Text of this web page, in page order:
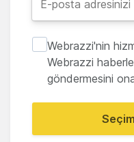
Webrazzi'nin
Webrazzi
göndermesini